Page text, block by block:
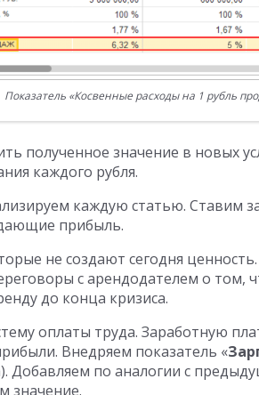
Показатель «Косвенные расходы на 1 рубль
полученное значение в новых
каждого рубля.
каждую статью. Ставим
прибыль.
не создают сегодня
с арендодателем о том,
до конца кризиса.
оплаты труда. Заработную
Внедряем показатель «
Добавляем по аналогии с
значение.